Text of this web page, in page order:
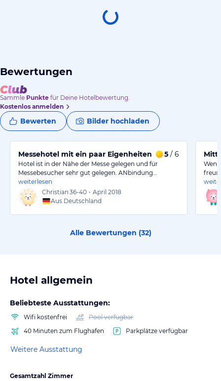
Bewertungen
Sammle Punkte für Deine Hotelbewertung.
Kostenlos anmelden
Bewerten Bilder hochladen
Messehotel mit ein paar Eigenheiten 5 / 6
Hotel ist in der Nähe der Messe gelegen und für
Messebesucher sehr gut gelegen. ANbindung…
weiterlesen
Christian 36-40 • April 2018
Aus Deutschland
Alle Bewertungen (32)
Hotel allgemein
Beliebteste Ausstattungen:
Wifi kostenfrei
Pool verfügbar
40 Minuten zum Flughafen
Parkplätze verfügbar
Weitere Ausstattung
Gesamtzahl Zimmer